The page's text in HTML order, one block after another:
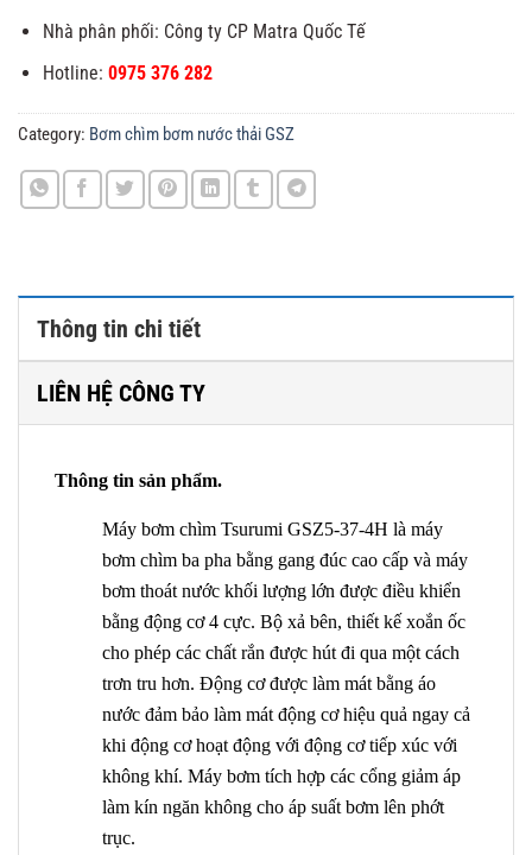
Nhà phân phối: Công ty CP Matra Quốc Tế
Hotline: 0975 376 282
Category: Bơm chìm bơm nước thải GSZ
Thông tin chi tiết
LIÊN HỆ CÔNG TY
Thông tin sản phẩm.
Máy bơm chìm Tsurumi GSZ5-37-4H là máy
bơm chìm ba pha bằng gang đúc cao cấp và máy
bơm thoát nước khối lượng lớn được điều khiển
bằng động cơ 4 cực. Bộ xả bên, thiết kế xoắn ốc
cho phép các chất rắn được hút đi qua một cách
trơn tru hơn. Động cơ được làm mát bằng áo
nước đảm bảo làm mát động cơ hiệu quả ngay cả
khi động cơ hoạt động với động cơ tiếp xúc với
không khí. Máy bơm tích hợp các cổng giảm áp
làm kín ngăn không cho áp suất bơm lên phớt
trục.